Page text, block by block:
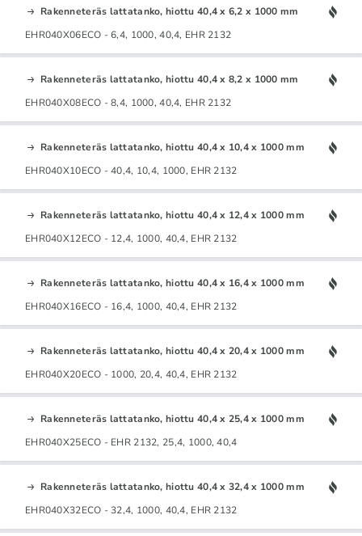
Rakenneteräs lattatanko, hiottu 40,4 x 6,2 x 1000 mm
EHR040X06ECO - 6,4, 1000, 40,4, EHR 2132
Rakenneteräs lattatanko, hiottu 40,4 x 8,2 x 1000 mm
EHR040X08ECO - 8,4, 1000, 40,4, EHR 2132
Rakenneteräs lattatanko, hiottu 40,4 x 10,4 x 1000 mm
EHR040X10ECO - 40,4, 10,4, 1000, EHR 2132
Rakenneteräs lattatanko, hiottu 40,4 x 12,4 x 1000 mm
EHR040X12ECO - 12,4, 1000, 40,4, EHR 2132
Rakenneteräs lattatanko, hiottu 40,4 x 16,4 x 1000 mm
EHR040X16ECO - 16,4, 1000, 40,4, EHR 2132
Rakenneteräs lattatanko, hiottu 40,4 x 20,4 x 1000 mm
EHR040X20ECO - 1000, 20,4, 40,4, EHR 2132
Rakenneteräs lattatanko, hiottu 40,4 x 25,4 x 1000 mm
EHR040X25ECO - EHR 2132, 25,4, 1000, 40,4
Rakenneteräs lattatanko, hiottu 40,4 x 32,4 x 1000 mm
EHR040X32ECO - 32,4, 1000, 40,4, EHR 2132